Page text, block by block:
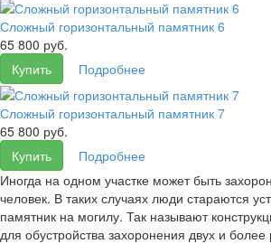
Сложный горизонтальный памятник 6
65 800 руб.
Купить
Подробнее
Сложный горизонтальный памятник 7
65 800 руб.
Купить
Подробнее
Иногда на одном участке может быть
человек. В таких случаях люди стараются
памятник на могилу. Так называют
для обустройства захоронения двух и более